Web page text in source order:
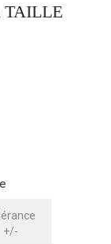
TAILLE
+/-